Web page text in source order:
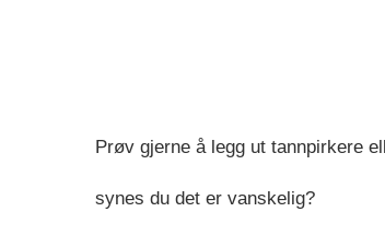
Prøv gjerne å legg ut tannpirkere
synes du det er vanskelig?